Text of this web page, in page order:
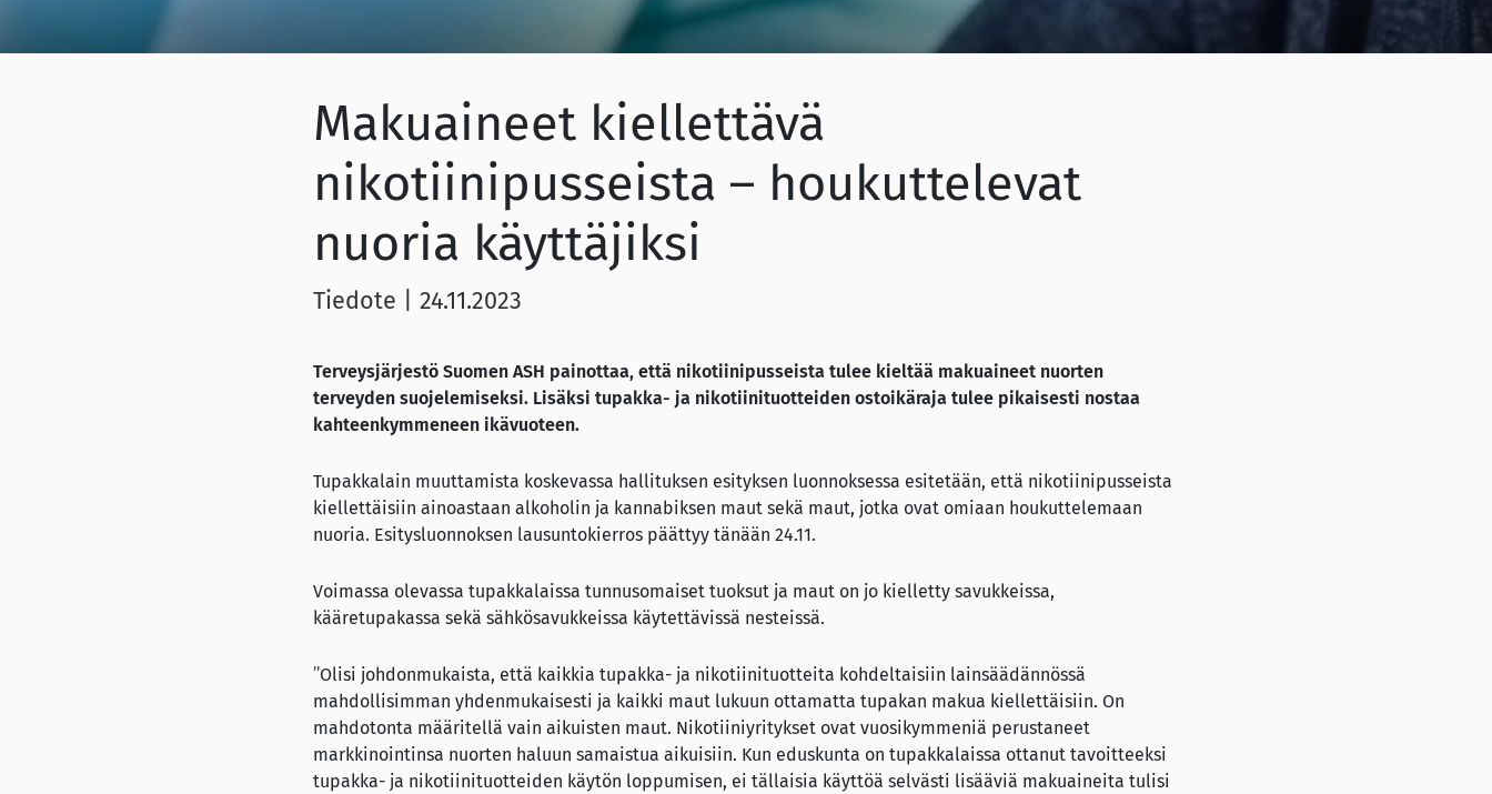
Makuaineet kiellettävä
nikotiinipusseista – houkuttelevat
nuoria käyttäjiksi
Tiedote 24.11.2023
Terveysjärjestö Suomen ASH painottaa, että nikotiinipusseista tulee kieltää makuaineet nuorten
terveyden suojelemiseksi. Lisäksi tupakka- ja nikotiinituotteiden ostoikäraja tulee pikaisesti nostaa
kahteenkymmeneen ikävuoteen.
Tupakkalain muuttamista koskevassa hallituksen esityksen luonnoksessa esitetään, että nikotiinipusseista
kiellettäisiin ainoastaan alkoholin ja kannabiksen maut sekä maut, jotka ovat omiaan houkuttelemaan
nuoria. Esitysluonnoksen lausuntokierros päättyy tänään 24.11.
Voimassa olevassa tupakkalaissa tunnusomaiset tuoksut ja maut on jo kielletty savukkeissa,
kääretupakassa sekä sähkösavukkeissa käytettävissä nesteissä.
”Olisi johdonmukaista, että kaikkia tupakka- ja nikotiinituotteita kohdeltaisiin lainsäädännössä
mahdollisimman yhdenmukaisesti ja kaikki maut lukuun ottamatta tupakan makua kiellettäisiin. On
mahdotonta määritellä vain aikuisten maut. Nikotiiniyritykset ovat vuosikymmeniä perustaneet
markkinointinsa nuorten haluun samaistua aikuisiin. Kun eduskunta on tupakkalaissa ottanut tavoitteeksi
tupakka- ja nikotiinituotteiden käytön loppumisen, ei tällaisia käyttöä selvästi lisääviä makuaineita tulisi